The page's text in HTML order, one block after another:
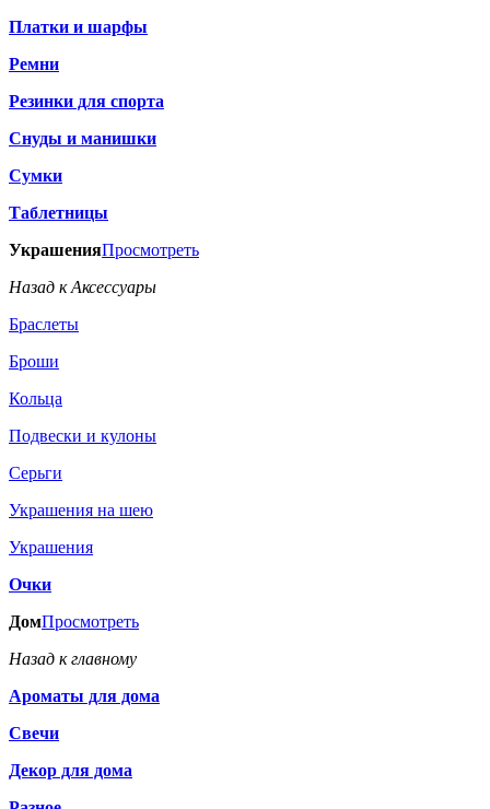
Платки и шарфы
Ремни
Резинки для спорта
Снуды и манишки
Сумки
Таблетницы
УкрашенияПросмотреть
Назад к Аксессуары
Браслеты
Броши
Кольца
Подвески и кулоны
Серьги
Украшения на шею
Украшения
Очки
ДомПросмотреть
Назад к главному
Ароматы для дома
Свечи
Декор для дома